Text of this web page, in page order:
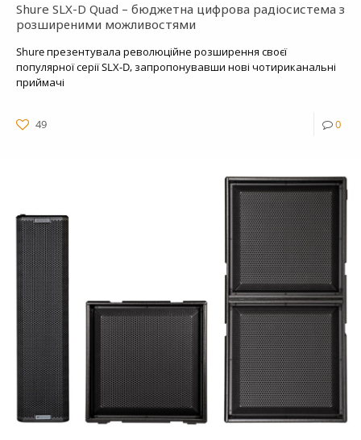
Shure SLX-D Quad – бюджетна цифрова радіосистема з
розширеними можливостями
Shure презентувала революційне розширення своєї
популярної серії SLX-D, запропонувавши нові чотириканальні
приймачі
49 0